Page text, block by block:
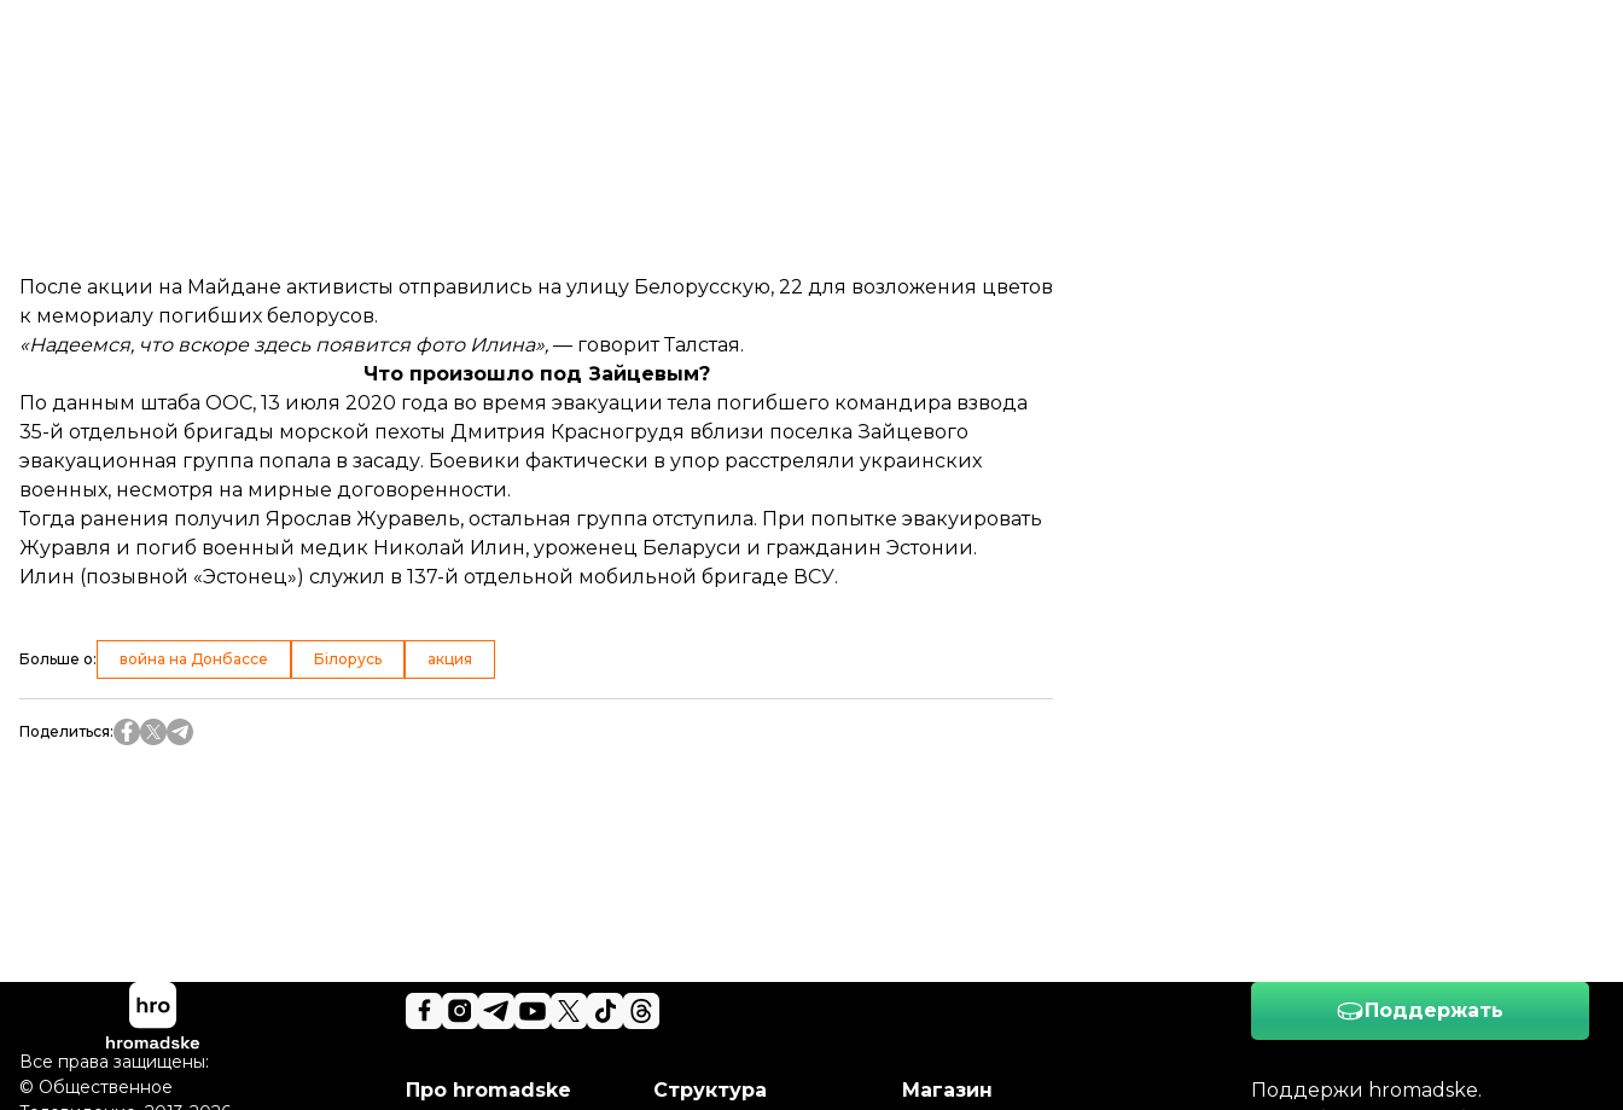
После акции на Майдане активисты отправились на улицу Белорусскую, 22 для возложения цветов
к мемориалу погибших белорусов.
«Надеемся, что вскоре здесь появится фото Илина», — говорит Талстая.
Что произошло под Зайцевым?
По данным штаба ООС, 13 июля 2020 года во время эвакуации тела погибшего командира взвода
35-й отдельной бригады морской пехоты Дмитрия Красногрудя вблизи поселка Зайцевого
эвакуационная группа попала в засаду. Боевики фактически в упор расстреляли украинских
военных, несмотря на мирные договоренности.
Тогда ранения получил Ярослав Журавель, остальная группа отступила. При попытке эвакуировать
Журавля и погиб военный медик Николай Илин, уроженец Беларуси и гражданин Эстонии.
Илин (позывной «Эстонец») служил в 137-й отдельной мобильной бригаде ВСУ.
Больше о: война на Донбассе Білорусь акция
Поделиться:
Поддержать
Поддержи hromadske.
Про hromadske
Структура
Магазин
Все права защищены:
© Общественное